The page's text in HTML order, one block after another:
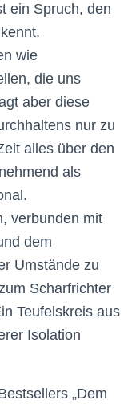
ein Spruch, den
wie
die uns
aber diese
nur zu
alles über den
als
verbunden mit
dem
Umstände zu
Scharfrichter
Teufelskreis aus
Isolation
„Dem